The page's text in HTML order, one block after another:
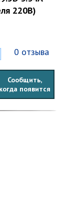
220В)
0 отзыва
Сообщить,
когда появится